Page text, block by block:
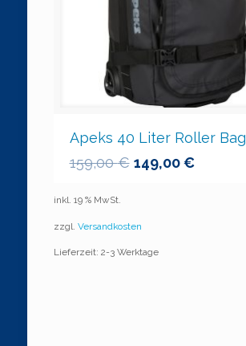
Apeks 40 Liter Roller Bag
159,00€ 149,00€
inkl. 19 % MwSt.
zzgl. Versandkosten
Lieferzeit: 2-3 Werktage